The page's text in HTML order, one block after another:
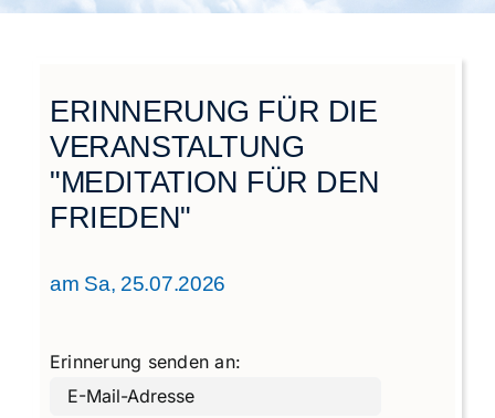
Städtegruppen Schweiz
ERINNERUNG FÜR DIE
VERANSTALTUNG
"MEDITATION FÜR DEN
FRIEDEN"
am Sa, 25.07.2026
Erinnerung senden an: